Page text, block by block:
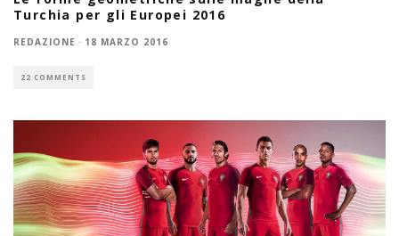
Turchia per gli Europei 2016
REDAZIONE · 18 MARZO 2016
22 COMMENTS